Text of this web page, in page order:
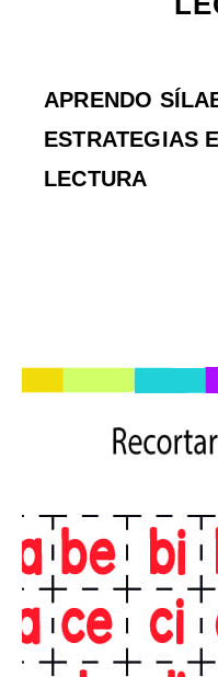
APRENDO
ESTRATEGIAS
LECTURA